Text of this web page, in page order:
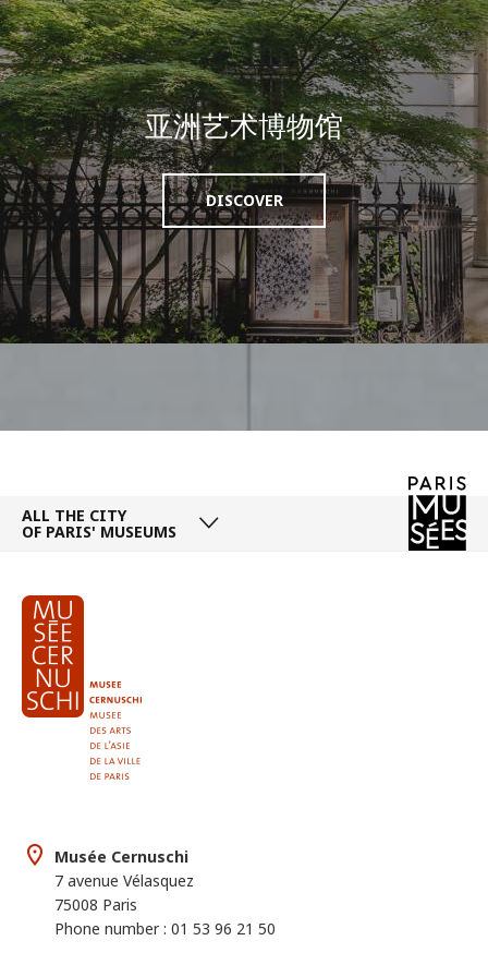
亚洲艺术博物馆
DISCOVER
ALL THE CITY
OF PARIS' MUSEUMS
Musée Cernuschi
7 avenue Vélasquez
75008 Paris
Phone number : 01 53 96 21 50